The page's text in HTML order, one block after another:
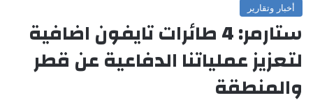
أخبار وتقارير
ستارمر: 4 طائرات تايفون اضافية
لتعزيز عملياتنا الدفاعية عن قطر
والمنطقة